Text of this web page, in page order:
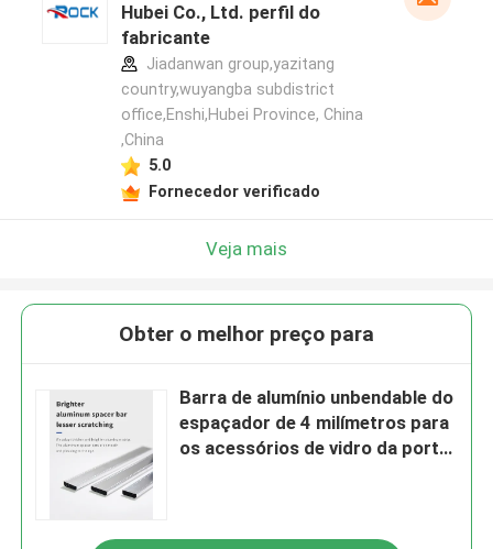
Hubei Co., Ltd. perfil do
fabricante
Jiadanwan group,yazitang
country,wuyangba subdistrict
office,Enshi,Hubei Province, China
,China
5.0
Fornecedor verificado
Veja mais
Obter o melhor preço para
Barra de alumínio unbendable do
espaçador de 4 milímetros para
os acessórios de vidro da porta